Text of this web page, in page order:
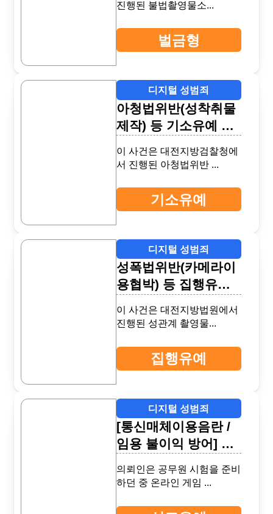
진행된 불법촬영물소...
벌금형
디지털 성범죄
아청법위반(성착취물
제작) 등 기소유예 성
이 사건은 대전지방검찰청에
서 진행된 아청법위반 ...
기소유예
디지털 성범죄
성폭법위반(카메라이
용협박) 등 집행유예
이 사건은 대전지방법원에서
진행된 성관계 촬영물...
집행유예
디지털 성범죄
[통신매체이용음란 /
임용 불이익 방어] 선
의뢰인은 공무원 시험을 준비
하던 중 온라인 게임 ...